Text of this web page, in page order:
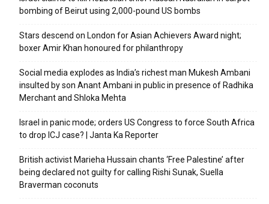
bombing of Beirut using 2,000-pound US bombs
Stars descend on London for Asian Achievers Award night;
boxer Amir Khan honoured for philanthropy
Social media explodes as India’s richest man Mukesh Ambani
insulted by son Anant Ambani in public in presence of Radhika
Merchant and Shloka Mehta
Israel in panic mode; orders US Congress to force South Africa
to drop ICJ case? | Janta Ka Reporter
British activist Marieha Hussain chants ‘Free Palestine’ after
being declared not guilty for calling Rishi Sunak, Suella
Braverman coconuts